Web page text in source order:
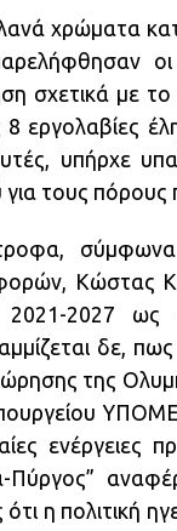
χρώματα
σχετικά με
8 εργολαβίες
υπήρχε
τους πόρους
Κώστας
2027 ως
δε,
της
ΥΠΟΜΕ
ενέργειες
Πύργος”
η πολιτική